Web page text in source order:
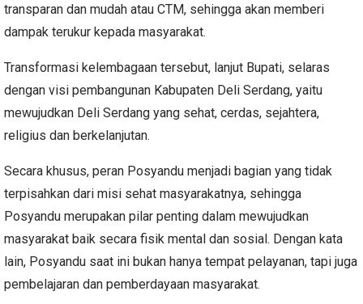
transparan dan mudah atau CTM, sehingga akan memberi
dampak terukur kepada masyarakat.
Transformasi kelembagaan tersebut, lanjut Bupati, selaras
dengan visi pembangunan Kabupaten Deli Serdang, yaitu
mewujudkan Deli Serdang yang sehat, cerdas, sejahtera,
religius dan berkelanjutan.
Secara khusus, peran Posyandu menjadi bagian yang tidak
terpisahkan dari misi sehat masyarakatnya, sehingga
Posyandu merupakan pilar penting dalam mewujudkan
masyarakat baik secara fisik mental dan sosial. Dengan kata
lain, Posyandu saat ini bukan hanya tempat pelayanan, tapi juga
pembelajaran dan pemberdayaan masyarakat.